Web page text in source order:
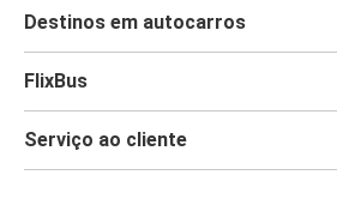
Destinos em autocarros
FlixBus
Serviço ao cliente